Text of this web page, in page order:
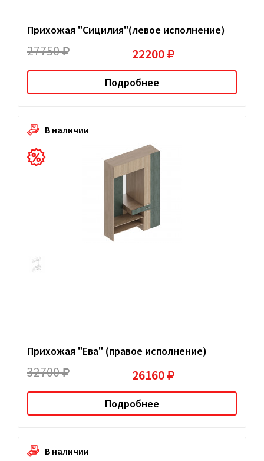
Прихожая "Сицилия"(левое исполнение)
27750 22200
Подробнее
В наличии
Прихожая "Ева" (правое исполнение)
32700 26160
Подробнее
В наличии